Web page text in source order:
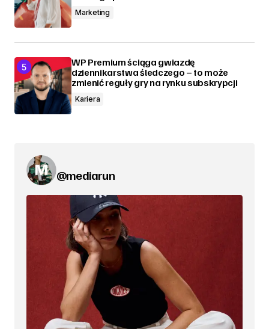
Marketing
WP Premium ściąga gwiazdę
dziennikarstwa śledczego – to może
zmienić reguły gry na rynku subskrypcji
Kariera
@mediarun